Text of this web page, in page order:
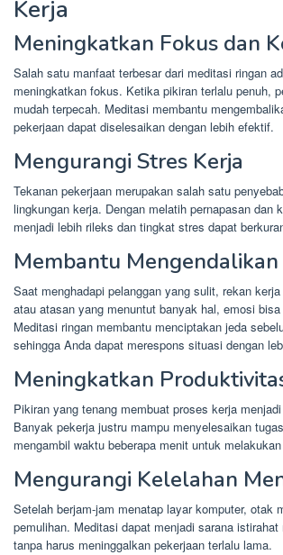
Kerja
Meningkatkan Fokus dan
Salah satu manfaat terbesar dari meditasi ringan
meningkatkan fokus. Ketika pikiran terlalu penuh,
mudah terpecah. Meditasi membantu
pekerjaan dapat diselesaikan dengan lebih efektif.
Mengurangi Stres Kerja
Tekanan pekerjaan merupakan salah satu
lingkungan kerja. Dengan melatih pernapasan dan
menjadi lebih rileks dan tingkat stres dapat
Membantu Mengendalikan
Saat menghadapi pelanggan yang sulit, rekan
atau atasan yang menuntut banyak hal, emosi
Meditasi ringan membantu menciptakan jeda
sehingga Anda dapat merespons situasi dengan
Meningkatkan
Pikiran yang tenang membuat proses kerja
Banyak pekerja justru mampu menyelesaikan
mengambil waktu beberapa menit untuk
Mengurangi Kelelahan
Setelah berjam-jam menatap layar komputer, otak
pemulihan. Meditasi dapat menjadi sarana
tanpa harus meninggalkan pekerjaan terlalu lama.